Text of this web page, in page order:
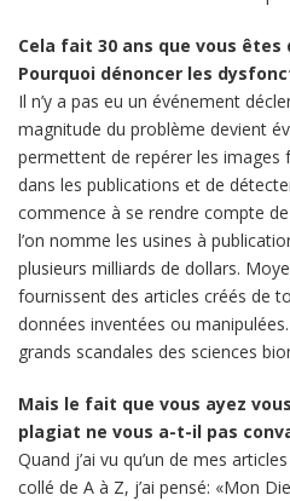
Cela fait 30 ans que vous êtes
Pourquoi dénoncer les
Il n’y a pas eu un événement
magnitude du problème devient
permettent de repérer les images
dans les publications et de
commence à se rendre compte de
l’on nomme les usines à
plusieurs milliards de dollars.
fournissent des articles créés de
données inventées ou
grands scandales des sciences
Mais le fait que vous ayez
plagiat ne vous a-t-il pas
Quand j’ai vu qu’un de mes
collé de A à Z, j’ai pensé: «Mon